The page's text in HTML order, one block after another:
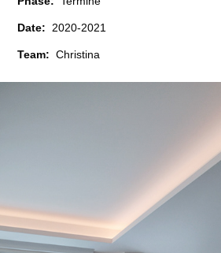
Date: 2020-2021
Team: Christina